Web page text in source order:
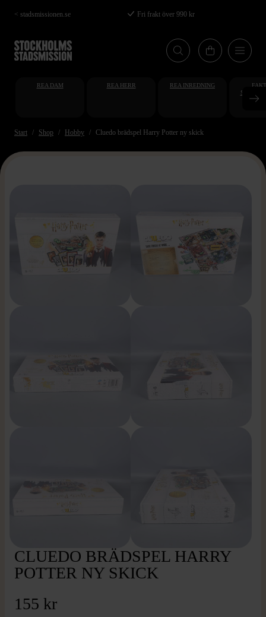
Hoppa
till
huvudinnehåll
< stadsmissionen.se Fri frakt över 990 kr
REA DAM REA HERR REA INREDNING
Start Shop Hobby Cluedo brädspel Harry Potter ny skick
CLUEDO BRÄDSPEL HARRY
POTTER NY SKICK
155 kr